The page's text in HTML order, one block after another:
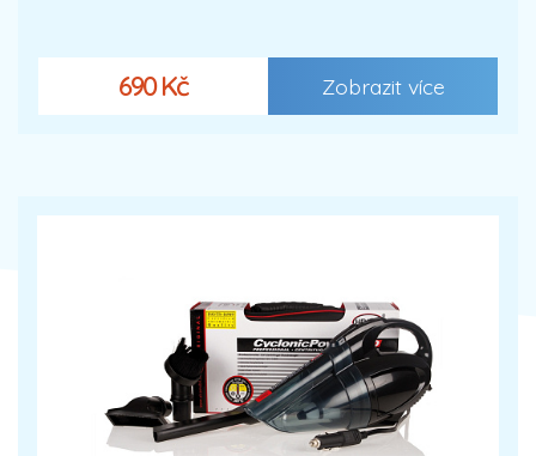
690 Kč Zobrazit více